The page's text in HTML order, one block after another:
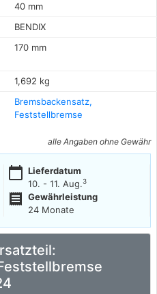
40 mm
BENDIX
170 mm
1,692 kg
Bremsbackensatz,
Feststellbremse
alle Angaben ohne Gewähr
calendar_today Lieferdatum
10. - 11. Aug.3
receipt
Gewährleistung
24 Monate